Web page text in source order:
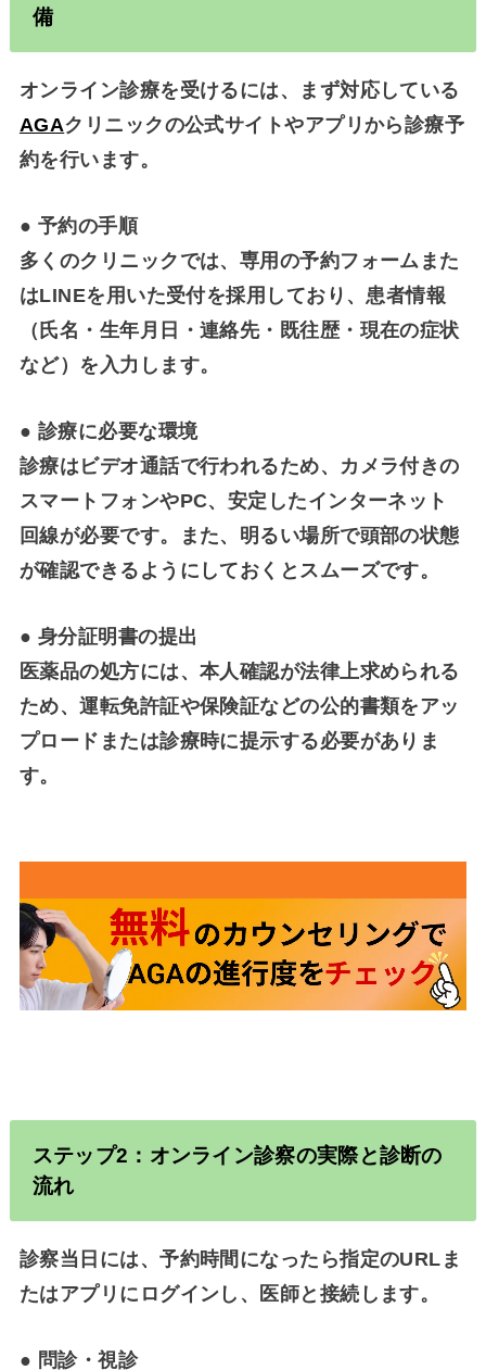
備
オンライン診療を受けるには、まず対応している
AGAクリニックの公式サイトやアプリから診療予
約を行います。
● 予約の手順
多くのクリニックでは、専用の予約フォームまた
はLINEを用いた受付を採用しており、患者情報
（氏名・生年月日・連絡先・既往歴・現在の症状
など）を入力します。
● 診療に必要な環境
診療はビデオ通話で行われるため、カメラ付きの
スマートフォンやPC、安定したインターネット
回線が必要です。また、明るい場所で頭部の状態
が確認できるようにしておくとスムーズです。
● 身分証明書の提出
医薬品の処方には、本人確認が法律上求められる
ため、運転免許証や保険証などの公的書類をアッ
プロードまたは診療時に提示する必要がありま
す。
ステップ2：オンライン診察の実際と診断の
流れ
診察当日には、予約時間になったら指定のURLま
たはアプリにログインし、医師と接続します。
● 問診・視診